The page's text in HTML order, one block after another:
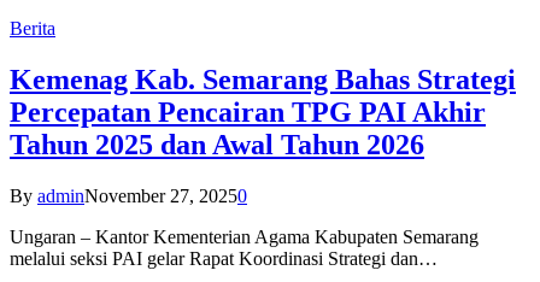
Berita
Kemenag Kab. Semarang Bahas Strategi
Percepatan Pencairan TPG PAI Akhir
Tahun 2025 dan Awal Tahun 2026
By adminNovember 27, 20250
Ungaran – Kantor Kementerian Agama Kabupaten Semarang
melalui seksi PAI gelar Rapat Koordinasi Strategi dan…